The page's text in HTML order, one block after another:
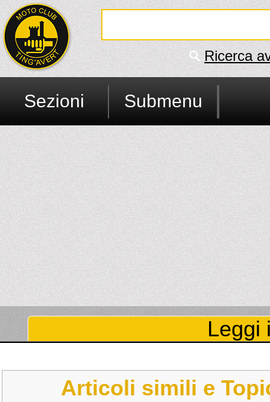
Ricerca
Sezioni Submenu
Leggi
Articoli simili e